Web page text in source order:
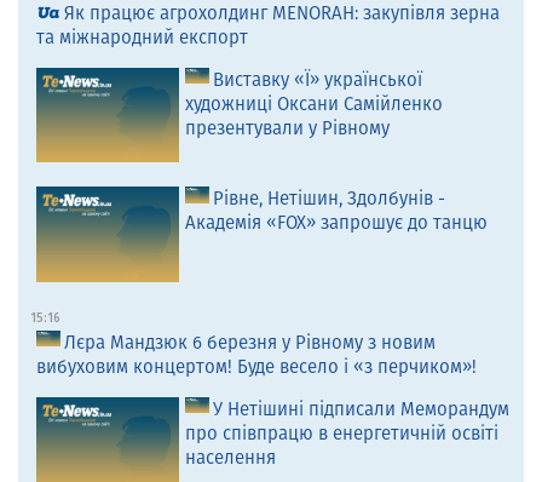
Як працює агрохолдинг MENORAH: закупівля зерна
та міжнародний експорт
Виставку «Ї» української
художниці Оксани Самійленко
презентували у Рівному
Рівне, Нетішин, Здолбунів -
Академія «FOX» запрошує до танцю
15:16
Лєра Мандзюк 6 березня у Рівному з новим
вибуховим концертом! Буде весело і «з перчиком»!
У Нетішині підписали Меморандум
про співпрацю в енергетичній освіті
населення